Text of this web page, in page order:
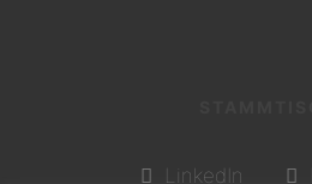
LinkedIn